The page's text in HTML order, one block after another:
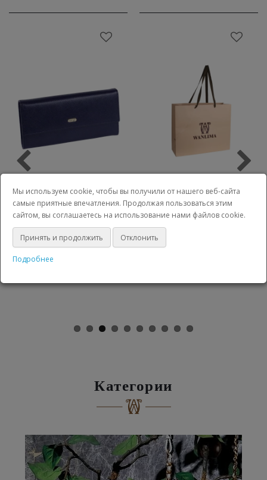
Пакет Wanlima
средний
101 руб.
Без НДС: 96 руб.
Пакет Wanlima
большой
164 руб.
Без НДС: 156 руб.
Категории
Мы используем cookie, чтобы вы получили от нашего веб-сайта
самые приятные впечатления. Продолжая пользоваться этим
сайтом, вы соглашаетесь на использование нами файлов cookie.
Принять и продолжить Отклонить
Подробнее